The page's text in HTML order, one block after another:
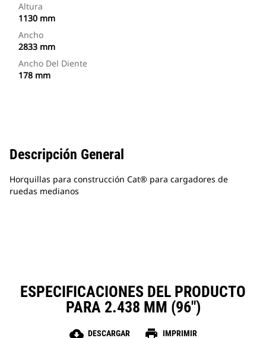
Altura
1130 mm
Ancho
2833 mm
Ancho Del Diente
178 mm
Descripción General
Horquillas para construcción Cat® para cargadores de
ruedas medianos
ESPECIFICACIONES DEL PRODUCTO
PARA 2.438 MM (96")
cloud_download DESCARGAR print IMPRIMIR